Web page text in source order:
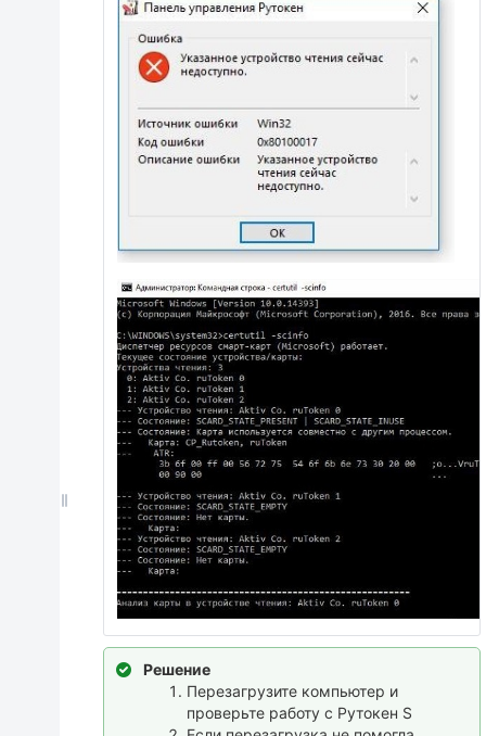
Решение
Перезагрузите компьютер и
проверьте работу с Рутокен S